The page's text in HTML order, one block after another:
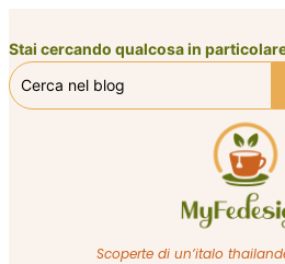
al
contenuto
Stai cercando qualcosa in
Scoperte di un’italo